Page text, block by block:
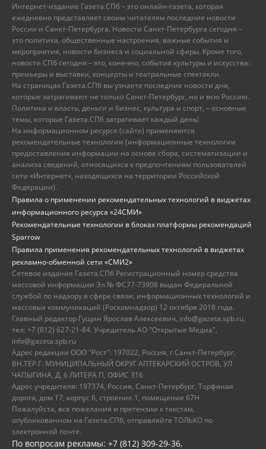
Интернет-издание Газета.СПб – это онлайн-газета, которая
ежедневно представляет своим читателям последние новости
России и Санкт-Петербурга. Новости Санкт-Петербурга сегодня –
это политика, общественные настроения, важные события и
мероприятия, новости бизнеса и социальной сферы. Кроме того,
новости СПб сегодня – это, конечно, события культуры и искусства:
премьеры и выставки, концерты и театральные спектакли.
На страницах Газета.СПб вы узнаете последние новости дня,
которые затрагивают не только Санкт-Петербург, но и всю Россию.
Политика и власть, деньги и бизнес, культура и спорт, – основные
темы, которые Газета.СПб затрагивает каждый день!
На информационном ресурсе (сайте) применяются
рекомендательные технологии (информационные технологии
предоставления информации на основе сбора, систематизации и
анализа сведений, относящихся к предпочтениям пользователей
сети «Интернет», находящихся на территории Российской
Федерации).
Правила о применении рекомендательных технологий в виджетах
информационного ресурса «24СМИ»
Рекомендательные технологии в блоках платформы рекомендаций
Sparrow
Правила применения рекомендательных технологий в виджетах
рекламно-обменной сети «СМИ2»
Сетевое издание Газета.СПб Регистрационный номер средства
массовой информации Эл № ФС77-73908 выдан Федеральной
службой по надзору в сфере связи, информационных технологий и
массовых коммуникаций (Роскомнадзор) 12 октября 2018 года.
Главный редактор Гущин Ярослав Алексеевич, info@gazeta.spb.ru,
тел: +7 (812) 627-21-84. Учредитель АО "Открытые Медиа",
info@gazeta.spb.ru
Адрес редакции ООО "Рост": 197022, Россия, г.Санкт-Петербург,
ВН.ТЕР.Г. МУНИЦИПАЛЬНЫЙ ОКРУГ АПТЕКАРСКИЙ ОСТРОВ, УЛ
ЧАПЫГИНА, Д. 6 ЛИТЕРА П, ОФИС 316
Адрес учредителя: 197374, Россия, Санкт-Петербург, Торфяная
дорога, дом 17, корпус 6, строение 1, помещение 67Н
Пожалуйста, все пожелания и претензии к текстам,
опубликованном на Газета.СПб, отправляйте ТОЛЬКО по
электронной почте.
По вопросам рекламы: +7 (812) 309-29-36,